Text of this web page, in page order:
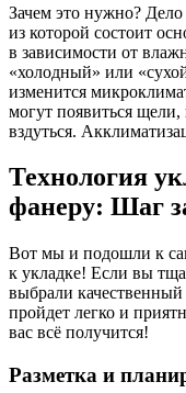
Зачем это нужно? Дело
из которой состоит
в зависимости от
«холодный» или
изменится
могут появиться
вздуться.
Технология
фанеру: Шаг
Вот мы и подошли к
к укладке! Если вы
выбрали
пройдет легко и
вас всё получится!
Разметка и